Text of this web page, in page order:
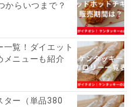
からいつまで？
覧！ダイエット
メニューも紹介
ター（単品380